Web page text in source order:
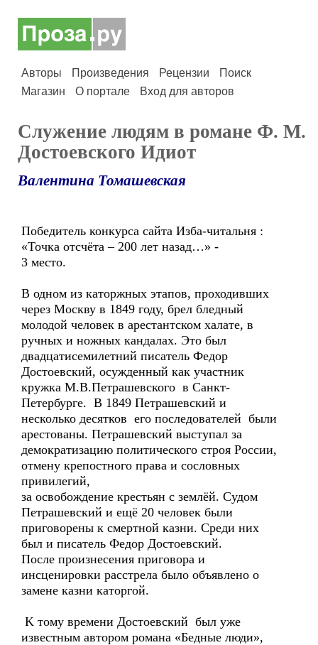
Авторы Произведения Рецензии
Поиск
Магазин
О портале Вход для авторов
Служение людям в романе Ф. М.
Достоевского Идиот
Валентина Томашевская
Победитель конкурса сайта Изба-читальня :
«Точка отсчёта – 200 лет назад…» -
3 место.
В одном из каторжных этапов, проходивших
через Москву в 1849 году, брел бледный
молодой человек в арестантском халате, в
ручных и ножных кандалах. Это был
двадцатисемилетний писатель Федор
Достоевский, осужденный как участник
кружка М.В.Петрашевского в Санкт-
Петербурге. В 1849 Петрашевский и
несколько десятков его последователей были
арестованы. Петрашевский выступал за
демократизацию политического строя России,
отмену крепостного права и сословных
привилегий,
за освобождение крестьян с землёй. Судом
Петрашевский и ещё 20 человек были
приговорены к смертной казни. Среди них
был и писатель Федор Достоевский.
После произнесения приговора и
инсценировки расстрела было объявлено о
замене казни каторгой.
K тому времени Достоевский был уже
известным автором романа «Бедные люди»,